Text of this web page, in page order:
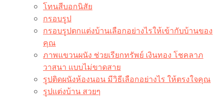
โทนสีบอกนิสัย
กรอบรูป
กรอบรูปตกแต่งบ้านเลือกอย่างไรให้เข้ากับบ้านของ
คุณ
ภาพแขวนผนัง ช่วยเรียกทรัพย์ เงินทอง โชคลาภ
วาสนา แบบไม่ขาดสาย
รูปติดผนังห้องนอน มีวิธีเลือกอย่างไร ให้ตรงใจคุณ
รูปแต่งบ้าน สวยๆ